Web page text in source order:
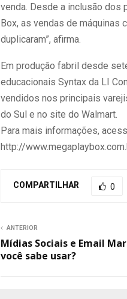
venda. Desde a inclusão dos
Box, as vendas de máquinas
duplicaram”, afirma.
Em produção fabril desde
educacionais Syntax da LI
vendidos nos principais
do Sul e no site do Walmart.
Para mais informações,
http://
COMPARTILHAR 0
ANTERIOR
Mídias Sociais e Email
você sabe usar?